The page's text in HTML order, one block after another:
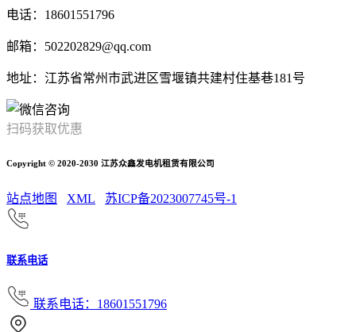
电话：18601551796
邮箱：502202829@qq.com
地址：江苏省常州市武进区雪堰镇共建村住基巷181号
扫码获取优惠
Copyright © 2020-2030 江苏众鑫发电机租赁有限公司
站点地图 XML 苏ICP备2023007745号-1
联系电话
联系电话：18601551796